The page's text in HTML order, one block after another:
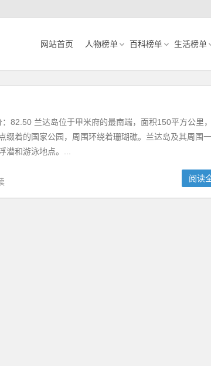
网站首页 人物榜单 百科榜单 生活榜单
82.50 兰达岛位于甲米府的最南端，面积150平方公里，
缀着的国家公园，周围环绕着珊瑚礁。兰达岛及其周围一
潜和游泳地点。...
阅读